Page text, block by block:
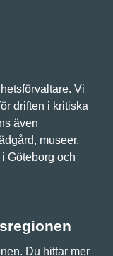
Vi
driften i kritiska
även
museer,
Göteborg och
Du hittar mer